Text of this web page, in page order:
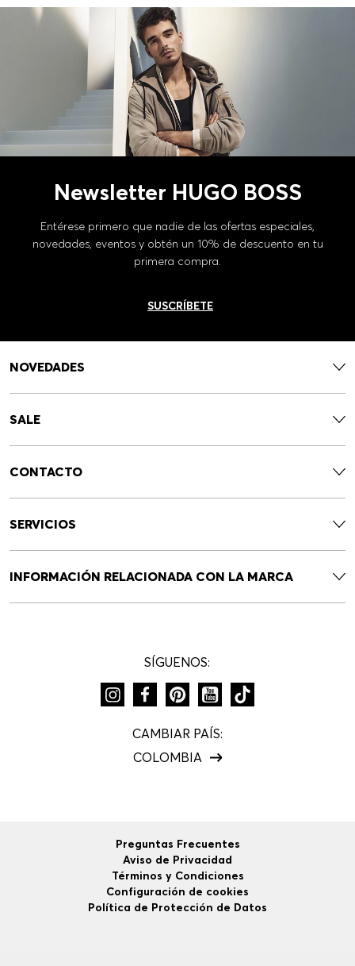
Newsletter HUGO BOSS
Entérese primero que nadie de las ofertas especiales,
novedades, eventos y obtén un 10% de descuento en tu
primera compra.
SUSCRÍBETE
NOVEDADES
SALE
CONTACTO
SERVICIOS
INFORMACIÓN RELACIONADA CON LA MARCA
SÍGUENOS:
CAMBIAR PAÍS:
COLOMBIA
Preguntas Frecuentes
Aviso de Privacidad
Términos y Condiciones
Configuración de cookies
Política de Protección de Datos